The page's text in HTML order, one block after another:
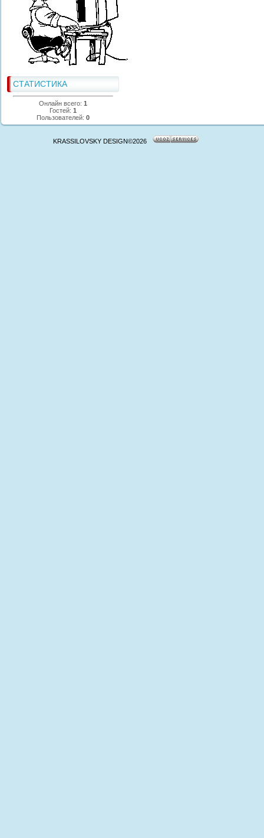
СТАТИСТИКА
Онлайн всего: 1
Гостей: 1
Пользователей: 0
KRASSILOVSKY DESIGN©2026